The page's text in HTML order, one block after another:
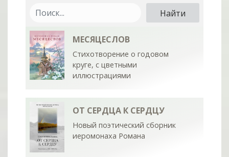
МЕСЯЦЕСЛОВ
Стихотворение о годовом
круге, с цветными
иллюстрациями
ОТ СЕРДЦА К СЕРДЦУ
Новый поэтический сборник
иеромонаха Романа